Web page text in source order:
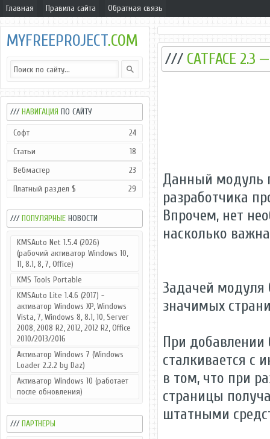
Главная Правила сайта Обратная связь
MYFREEPROJECT.COM
///НАВИГАЦИЯ ПО САЙТУ
Софт
24
Статьи
18
Вебмастер
23
Платный раздел $
29
///ПОПУЛЯРНЫЕ НОВОСТИ
KMSAuto Net 1.5.4 (2026)
(рабочий активатор Windows 10,
11, 8.1, 8, 7, Office)
KMS Tools Portable
KMSAuto Lite 1.4.6 (2017) -
активатор Windows XP, Windows
Vista, 7, Windows 8, 8.1, 10, Server
2008, 2008 R2, 2012, 2012 R2, Office
2010/2013/2016
Активатор Windows 7 (Windows
Loader 2.2.2 by Daz)
Активатор Windows 10 (работает
после обновления)
///ПАРТНЕРЫ
/// CATFACE
Данный модуль
разработчика
Впрочем, нет
насколько
Задачей модуля
значимых
При добавлении
сталкивается с
в том, что при
страницы
штатными